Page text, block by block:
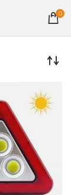
0